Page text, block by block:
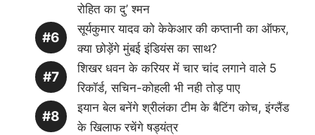
रोहित का दु’ श्मन
सूर्यकुमार यादव को केकेआर की कप्तानी का ऑफर,
क्या छोड़ेंगे मुंबई इंडियंस का साथ?
शिखर धवन के करियर में चार चांद लगाने वाले 5
रिकॉर्ड, सचिन-कोहली भी नही तोड़ पाए
इयान बेल बनेंगे श्रीलंका टीम के बैटिंग कोच, इंग्लैंड
के खिलाफ रचेंगे षड्यंत्र